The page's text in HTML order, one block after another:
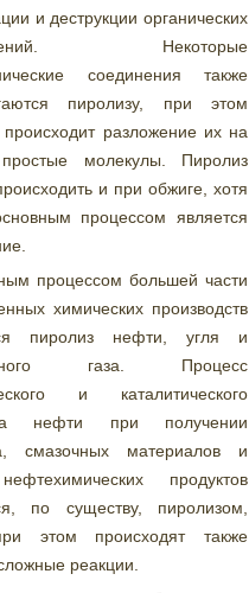
и деструкции органических
Некоторые
соединения также
пиролизу, при этом
разложение их на
молекулы. Пиролиз
и при обжиге, хотя
процессом является
процессом большей части
химических производств
пиролиз нефти, угля и
газа. Процесс
и каталитического
нефти при получении
смазочных материалов и
продуктов
по существу, пиролизом,
этом происходят также
реакции.